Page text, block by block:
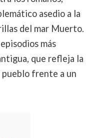
asedio a la
del mar Muerto.
más
que refleja la
frente a un